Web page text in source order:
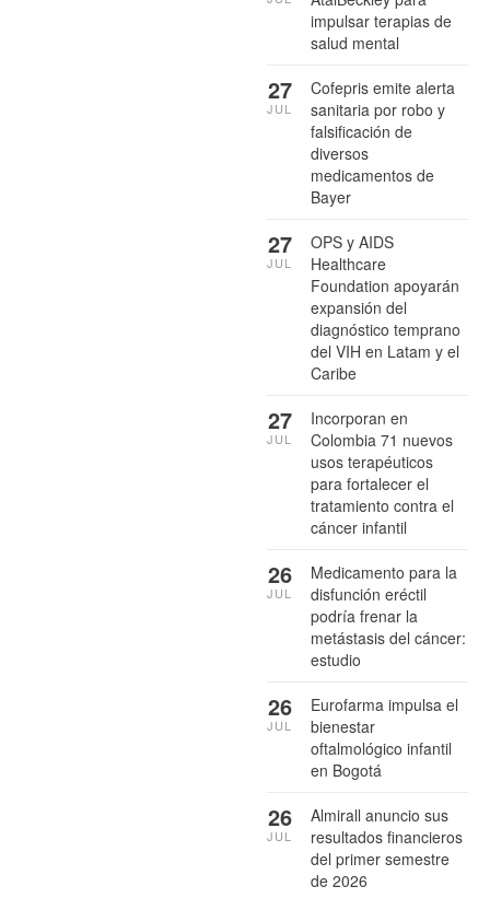
impulsar terapias de
salud mental
Cofepris emite alerta
sanitaria por robo y
falsificación de
diversos
medicamentos de
Bayer
27
JUL
OPS y AIDS
Healthcare
Foundation apoyarán
expansión del
diagnóstico temprano
del VIH en Latam y el
Caribe
27
JUL
Incorporan en
Colombia 71 nuevos
usos terapéuticos
para fortalecer el
tratamiento contra el
cáncer infantil
27
JUL
Medicamento para la
disfunción eréctil
podría frenar la
metástasis del cáncer:
estudio
26
JUL
Eurofarma impulsa el
bienestar
oftalmológico infantil
en Bogotá
26
JUL
Almirall anuncio sus
resultados financieros
del primer semestre
de 2026
26
JUL